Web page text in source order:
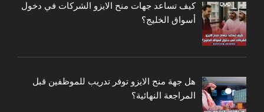
كيف تساعد جهات منح الايزو الشركات في دخول
أسواق الخليج؟
هل جهة منح الايزو توفر تدريب للموظفين قبل
المراجعة النهائية؟